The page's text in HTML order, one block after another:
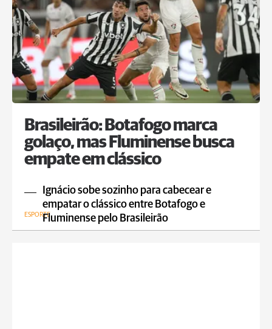
Brasileirão: Botafogo marca
golaço, mas Fluminense busca
empate em clássico
Ignácio sobe sozinho para cabecear e
empatar o clássico entre Botafogo e
Fluminense pelo Brasileirão
ESPORTE